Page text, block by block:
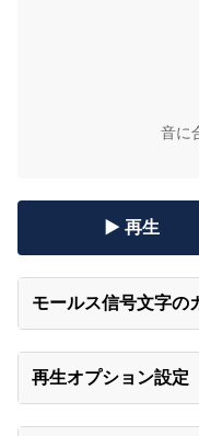
音に
▶ 再生
モールス信号文字の
再生オプション設定